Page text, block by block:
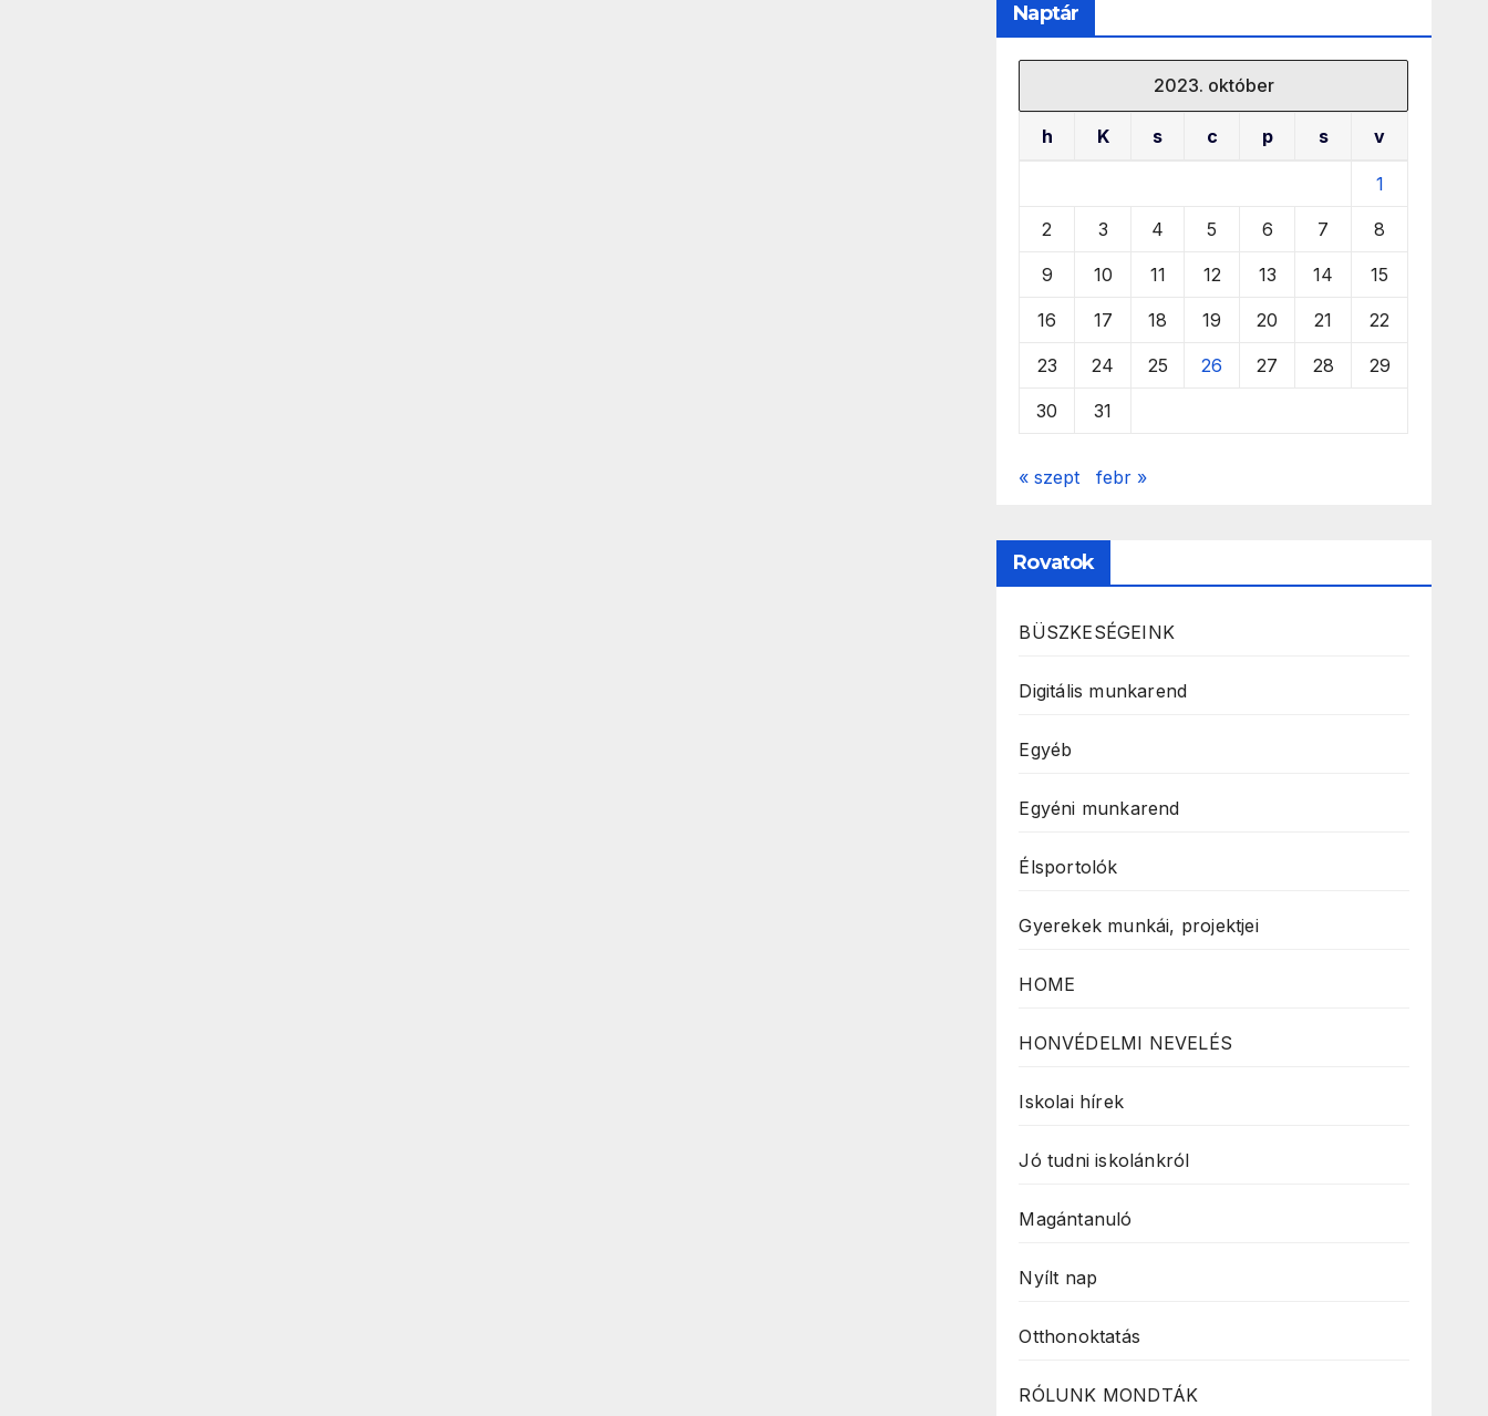
Naptár
2023. október
h K s c p s v
1
2 3 4 5 6 7 8
9 10 11 12 13 14 15
16 17 18 19 20 21 22
23 24 25 26 27 28 29
30 31
« szept febr »
Rovatok
BÜSZKESÉGEINK
Digitális munkarend
Egyéb
Egyéni munkarend
Élsportolók
Gyerekek munkái, projektjei
HOME
HONVÉDELMI NEVELÉS
Iskolai hírek
Jó tudni iskolánkról
Magántanuló
Nyílt nap
Otthonoktatás
RÓLUNK MONDTÁK